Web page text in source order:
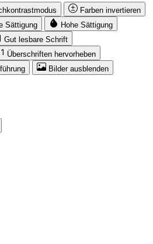
Farben invertieren
Sättigung
Hohe Sättigung
Gut lesbare Schrift
Überschriften hervorheben
Bilder ausblenden